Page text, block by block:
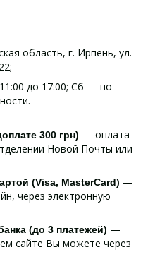
область, г. Ирпень, ул.
до 17:00; Сб — по
300 грн) — оплата
Новой Почты или
(Visa, MasterCard) —
через электронную
(до 3 платежей) —
сайте Вы можете через